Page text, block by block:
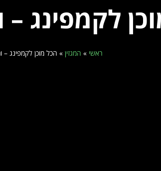
לקמפינג
ראשי » המגזין » הכל מוכן לקמפינג